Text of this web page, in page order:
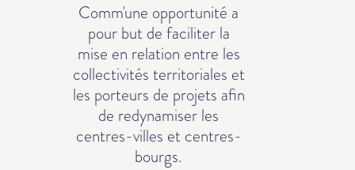
Comm'une opportunité a
pour but de faciliter la
mise en relation entre les
collectivités territoriales et
les porteurs de projets afin
de redynamiser les
centres-villes et centres-
bourgs.